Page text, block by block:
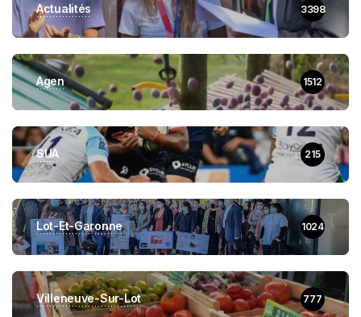
Actualités 3398
Agen 1512
SUA 215
Lot-Et-Garonne 1024
Villeneuve-Sur-Lot 777